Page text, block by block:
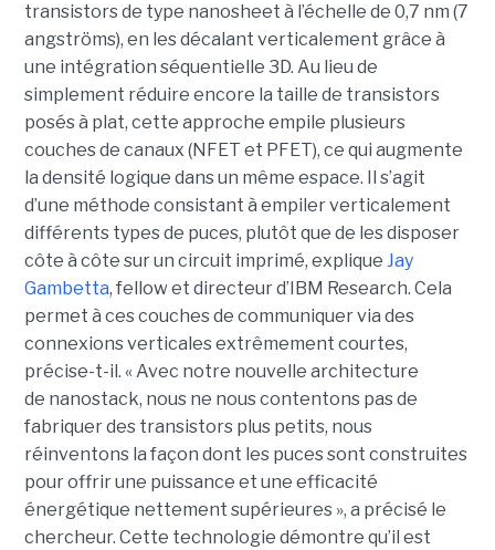
transistors de type nanosheet à l’échelle de 0,7 nm (7
angströms), en les décalant verticalement grâce à
une intégration séquentielle 3D. Au lieu de
simplement réduire encore la taille de transistors
posés à plat, cette approche empile plusieurs
couches de canaux (NFET et PFET), ce qui augmente
la densité logique dans un même espace. Il s’agit
d’une méthode consistant à empiler verticalement
différents types de puces, plutôt que de les disposer
côte à côte sur un circuit imprimé, explique Jay
Gambetta, fellow et directeur d’IBM Research. Cela
permet à ces couches de communiquer via des
connexions verticales extrêmement courtes,
précise-t-il. « Avec notre nouvelle architecture
de nanostack, nous ne nous contentons pas de
fabriquer des transistors plus petits, nous
réinventons la façon dont les puces sont construites
pour offrir une puissance et une efficacité
énergétique nettement supérieures », a précisé le
chercheur. Cette technologie démontre qu’il est